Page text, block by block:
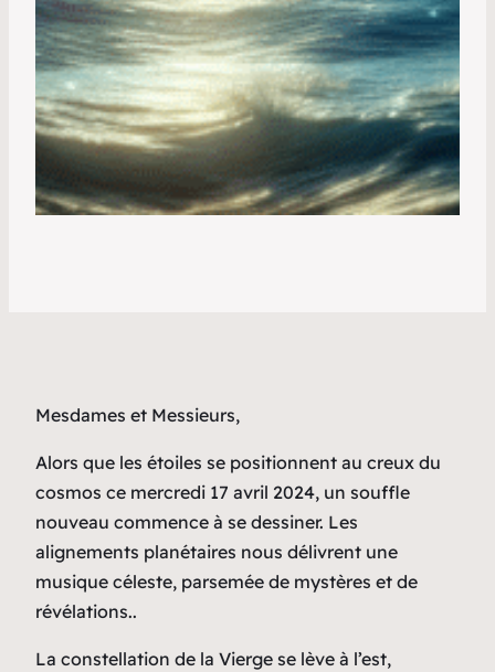
Mesdames et Messieurs,
Alors que les étoiles se positionnent au creux du
cosmos ce mercredi 17 avril 2024, un souffle
nouveau commence à se dessiner. Les
alignements planétaires nous délivrent une
musique céleste, parsemée de mystères et de
révélations..
La constellation de la Vierge se lève à l’est,